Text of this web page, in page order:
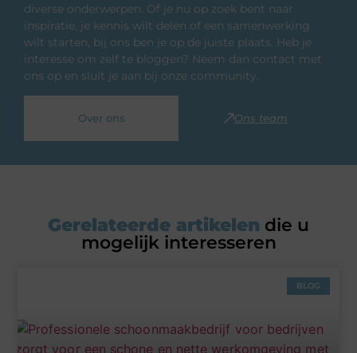
diverse onderwerpen. Of je nu op zoek bent naar
inspiratie, je kennis wilt delen of een samenwerking
wilt starten, bij ons ben je op de juiste plaats. Heb je
interesse om zelf te bloggen? Neem dan contact met
ons op en sluit je aan bij onze community.
Over ons Ons team
Gerelateerde artikelen die u
mogelijk interesseren
BLOG